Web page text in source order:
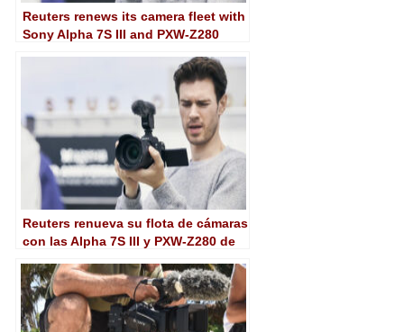
Reuters renews its camera fleet with
Sony Alpha 7S III and PXW-Z280
Reuters renueva su flota de cámaras
con las Alpha 7S III y PXW-Z280 de